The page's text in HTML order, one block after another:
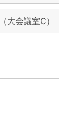
大会議室C）